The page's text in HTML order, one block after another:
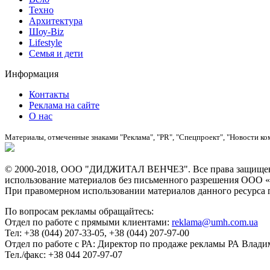
Техно
Архитектура
Шоу-Biz
Lifestyle
Семья и дети
Информация
Контакты
Реклама на сайте
О нас
Материалы, отмеченные знаками "Реклама", "PR", "Спецпроект", "Новости
© 2000-2018, ООО "ДИДЖИТАЛ ВЕНЧЕЗ". Все права
использование материалов без письменного разрешения
При правомерном использовании материалов данного ресурса
По вопросам рекламы обращайтесь:
Отдел по работе с прямыми клиентами: reklama@umh.com.ua
Тел: +38 (044) 207-33-05, +38 (044) 207-97-00
Отдел по работе с РА: Директор по продаже рекламы РА
Тел./факс: +38 044 207-97-07